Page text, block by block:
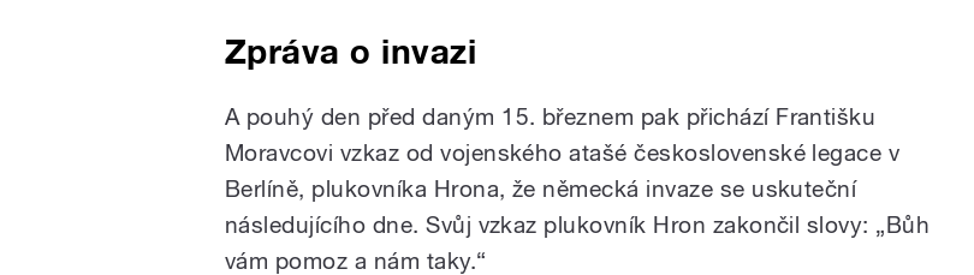
Zpráva o invazi
A pouhý den před daným 15. březnem pak přichází Františku
Moravcovi vzkaz od vojenského atašé československé legace v
Berlíně, plukovníka Hrona, že německá invaze se uskuteční
následujícího dne. Svůj vzkaz plukovník Hron zakončil slovy: „Bůh
vám pomoz a nám taky.“